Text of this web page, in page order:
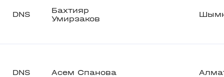
DNS
Бахтияр
Умирзаков
DNS Асем Спанова